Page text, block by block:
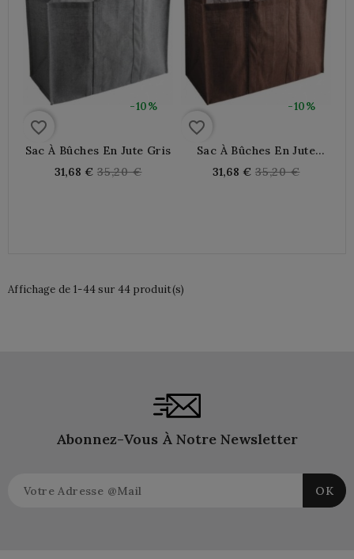
-10%
favorite_border
Sac À Bûches En Jute Gris
31,68 € Regular
35,20 €
-10%
favorite_border
Sac À Bûches En Jute
Marron
31,68 € Regular
35,20 €
Affichage de 1-44 sur 44 produit(s)
Abonnez-Vous À Notre Newsletter